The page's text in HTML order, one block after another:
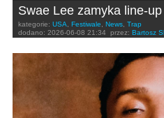
Swae Lee zamyka line-
kategorie: USA Festiwale News Trap
dodano: 2026-06-08 21:34 przez: Bartosz